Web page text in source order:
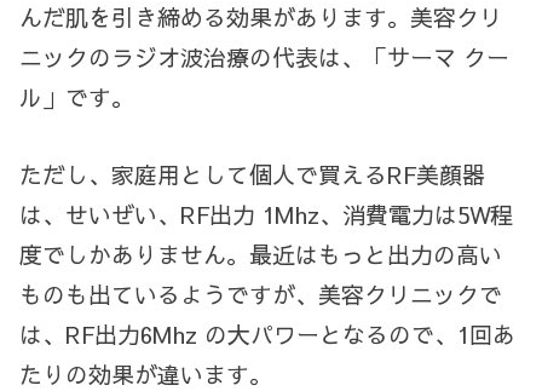
んだ肌を引き締める効果があります。美容クリ
ニックのラジオ波治療の代表は、「サーマ クー
ル」です。
ただし、家庭用として個人で買えるRF美顔器
は、せいぜい、RF出力 1Mhz、 消費電力は5W程
度でしかありません。最近はもっと出力の高い
ものも出ているようですが、美容クリニックで
は、RF出力6Mhz の大パワーとなるので、1回あ
たりの効果が違います。